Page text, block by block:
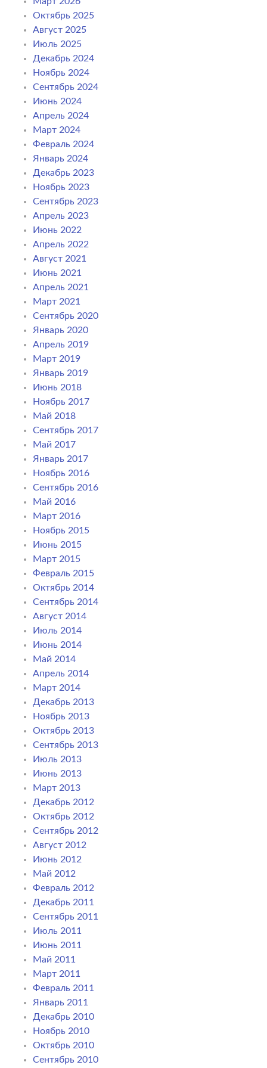
Октябрь 2025
Август 2025
Июль 2025
Декабрь 2024
Ноябрь 2024
Сентябрь 2024
Июнь 2024
Апрель 2024
Март 2024
Февраль 2024
Январь 2024
Декабрь 2023
Ноябрь 2023
Сентябрь 2023
Апрель 2023
Июнь 2022
Апрель 2022
Август 2021
Июнь 2021
Апрель 2021
Март 2021
Сентябрь 2020
Январь 2020
Апрель 2019
Март 2019
Январь 2019
Июнь 2018
Ноябрь 2017
Май 2018
Сентябрь 2017
Май 2017
Январь 2017
Ноябрь 2016
Сентябрь 2016
Май 2016
Март 2016
Ноябрь 2015
Июнь 2015
Март 2015
Февраль 2015
Октябрь 2014
Сентябрь 2014
Август 2014
Июль 2014
Июнь 2014
Май 2014
Апрель 2014
Март 2014
Декабрь 2013
Ноябрь 2013
Октябрь 2013
Сентябрь 2013
Июль 2013
Июнь 2013
Март 2013
Декабрь 2012
Октябрь 2012
Сентябрь 2012
Август 2012
Июнь 2012
Май 2012
Февраль 2012
Декабрь 2011
Сентябрь 2011
Июль 2011
Июнь 2011
Май 2011
Март 2011
Февраль 2011
Январь 2011
Декабрь 2010
Ноябрь 2010
Октябрь 2010
Сентябрь 2010